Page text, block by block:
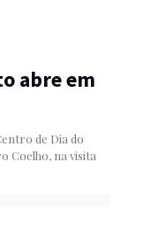
abre em
de Dia do
Coelho, na visita